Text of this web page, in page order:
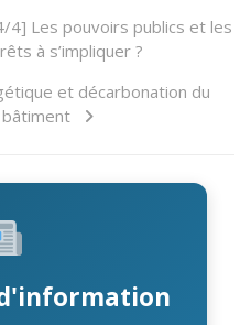
4] Les pouvoirs publics et les
à s’impliquer ?
et décarbonation du